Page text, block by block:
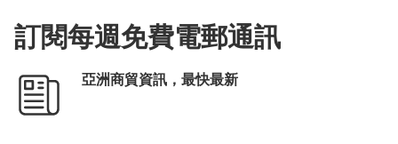
訂閱每週免費電郵通訊
亞洲商貿資訊，最快最新